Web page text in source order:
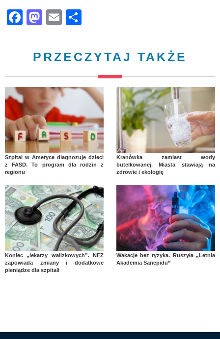
Facebook
Mastodon
Email
PRZECZYTAJ TAKŻE
Szpital w Ameryce diagnozuje dzieci
z FASD. To program dla rodzin z
regionu
Kranówka zamiast wody
butelkowanej. Miasta stawiają na
zdrowie i ekologię
Koniec „lekarzy walizkowych”. NFZ
zapowiada zmiany i dodatkowe
pieniądze dla szpitali
Wakacje bez ryzyka. Ruszyła „Letnia
Akademia Sanepidu”